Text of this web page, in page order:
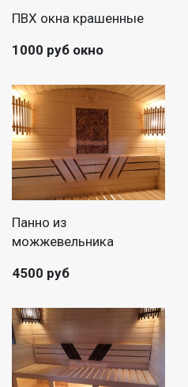
ПВХ окна крашенные
1000 руб окно
Панно из
можжевельника
4500 руб